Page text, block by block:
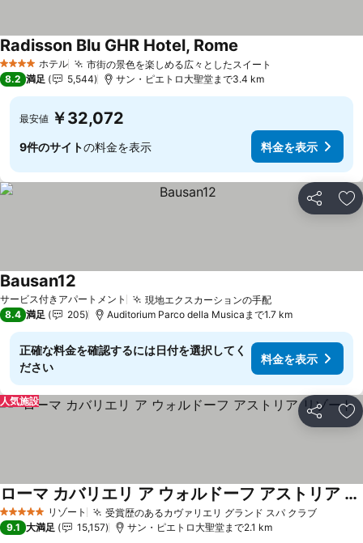
4 ホテルのランク
ホテル 市街の景色を楽しめる広々としたスイート
Radisson Blu GHR Hotel, Rome
8.2 満足 5,544 サン・ピエトロ大聖堂まで3.4 km
最安値 ￥32,072
9件のサイトの料金を表示 料金を表示
シェア お
サービス付きアパートメント 現地エクスカーションの手配
Bausan12
8.4 満足 205 Auditorium Parco della Musicaまで1.7 km
正確な料金を確認するには日付を選択してく
ださい
料金を表示
シェア お
人気施設
5 ホテルのランク
リゾート 受賞歴のあるカヴァリエリ グランド スパ クラブ
ローマ カバリエリ ア ウォルドーフ アストリア リゾート
9.1 大満足 15,157 サン・ピエトロ大聖堂まで2.1 km